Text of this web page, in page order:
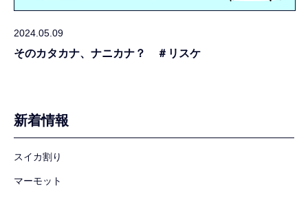
2024.05.09
そのカタカナ、ナニカナ？ ＃リスケ
新着情報
スイカ割り
マーモット